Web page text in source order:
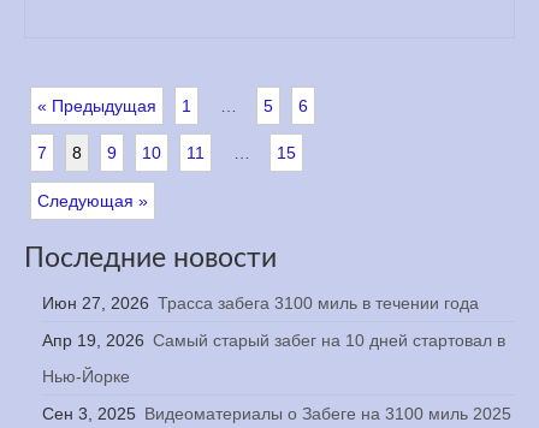
« Предыдущая 1 5 6
7 8 9 10 11 … 15
Следующая »
Последние новости
Июн 27, 2026 Трасса забега 3100 миль в течении года
Апр 19, 2026 Самый старый забег на 10 дней стартовал в
Нью-Йорке
Сен 3, 2025 Видеоматериалы о Забеге на 3100 миль 2025